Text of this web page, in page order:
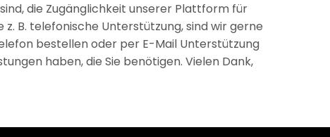
die Zugänglichkeit unserer Plattform für
B. telefonische Unterstützung, sind wir gerne
bestellen oder per E-Mail Unterstützung
haben, die Sie benötigen. Vielen Dank,